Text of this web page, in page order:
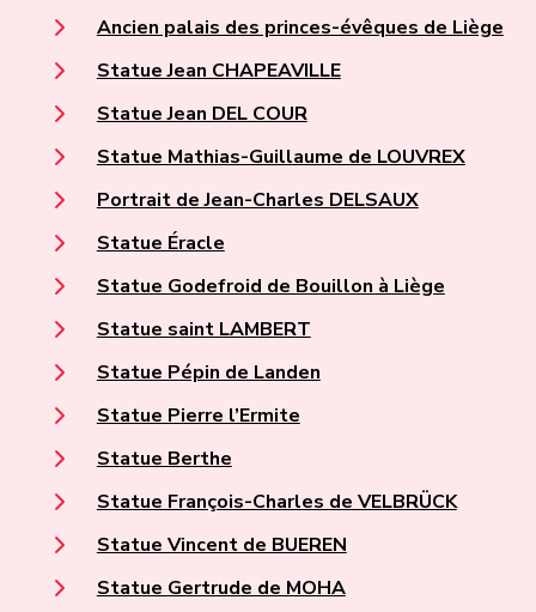
Ancien palais des princes-évêques de Liège
Statue Jean CHAPEAVILLE
Statue Jean DEL COUR
Statue Mathias-Guillaume de LOUVREX
Portrait de Jean-Charles DELSAUX
Statue Éracle
Statue Godefroid de Bouillon à Liège
Statue saint LAMBERT
Statue Pépin de Landen
Statue Pierre l’Ermite
Statue Berthe
Statue François-Charles de VELBRÜCK
Statue Vincent de BUEREN
Statue Gertrude de MOHA